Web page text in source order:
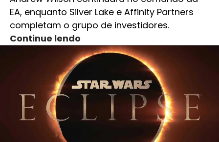
EA, enquanto Silver Lake e Affinity Partners
completam o grupo de investidores.
Continue lendo